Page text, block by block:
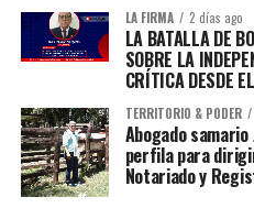
LA FIRMA 2 días ago
LA BATALLA DE
SOBRE LA
CRÍTICA DESDE
TERRITORIO & PODER
Abogado samario
perfila para
Notariado y